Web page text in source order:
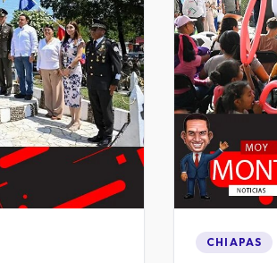
CHIAPAS